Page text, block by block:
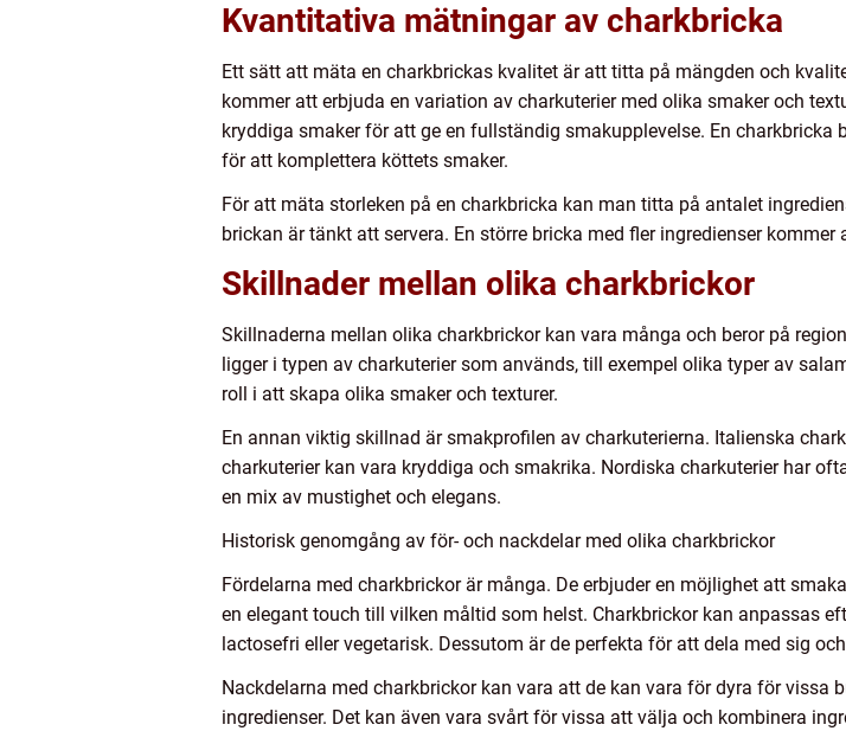
Kvantitativa mätningar av charkbricka
Ett sätt att mäta en charkbrickas kvalitet är att titta på mängden och
kommer att erbjuda en variation av charkuterier med olika smaker och
kryddiga smaker för att ge en fullständig smakupplevelse. En
för att komplettera köttets smaker.
För att mäta storleken på en charkbricka kan man titta på antalet
brickan är tänkt att servera. En större bricka med fler ingredienser
Skillnader mellan olika charkbrickor
Skillnaderna mellan olika charkbrickor kan vara många och beror på
ligger i typen av charkuterier som används, till exempel olika typer av
roll i att skapa olika smaker och texturer.
En annan viktig skillnad är smakprofilen av charkuterierna. Italienska
charkuterier kan vara kryddiga och smakrika. Nordiska charkuterier har
en mix av mustighet och elegans.
Historisk genomgång av för- och nackdelar med olika charkbrickor
Fördelarna med charkbrickor är många. De erbjuder en möjlighet att
en elegant touch till vilken måltid som helst. Charkbrickor kan anpassas
lactosefri eller vegetarisk. Dessutom är de perfekta för att dela med sig
Nackdelarna med charkbrickor kan vara att de kan vara för dyra för
ingredienser. Det kan även vara svårt för vissa att välja och kombinera